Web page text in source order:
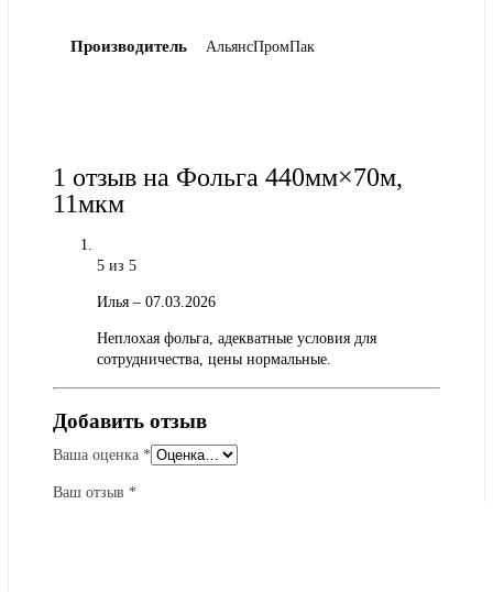
Производитель АльянсПромПак
1 отзыв на Фольга 440мм×70м,
11мкм
5 из 5
Илья – 07.03.2026
Неплохая фольга, адекватные условия для
сотрудничества, цены нормальные.
Добавить отзыв
Ваша оценка *
Ваш отзыв *